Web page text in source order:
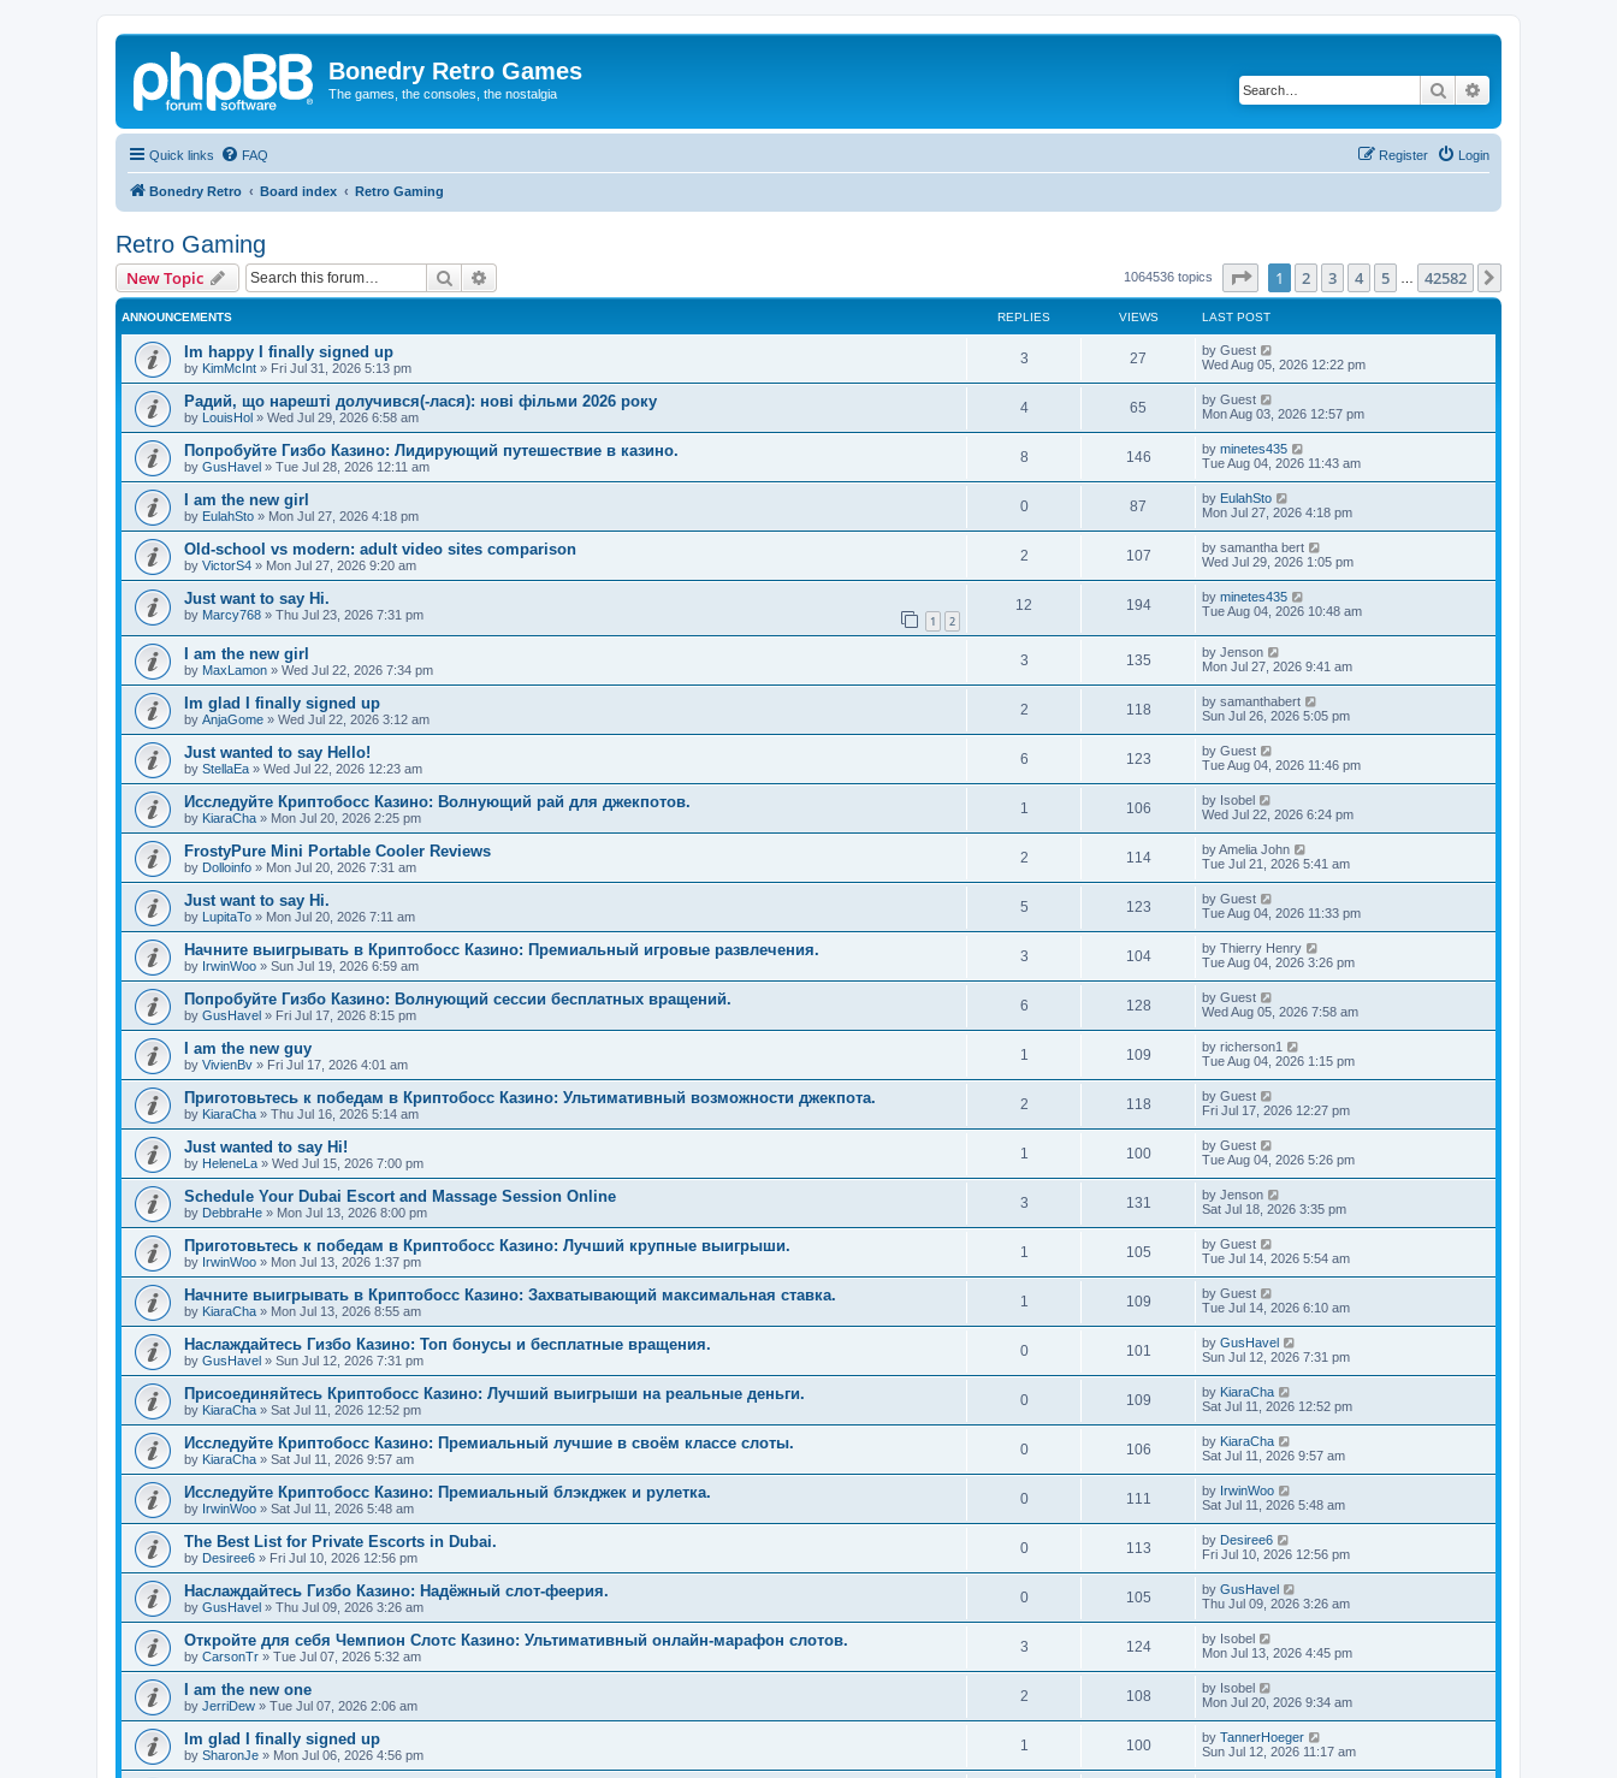
Bonedry Retro Games
The games, the consoles, the nostalgia Search
Quick links FAQ Login
Register
Bonedry Retro Board index Retro Gaming
Retro Gaming
New Topic Search 1064536 topics Page of 42582
1 2 3 4 5 42582
ANNOUNCEMENTS REPLIES VIEWS LAST POST
Im happy I finally signed up
by KimMcInt » Fri Jul 31, 2026 5:13 pm
3 27 by Guest
Wed Aug 05, 2026 12:22 pm
Радий, що нарешті долучився(-лася): нові фільми 2026 року
by LouisHol » Wed Jul 29, 2026 6:58 am
4 65 by Guest
Mon Aug 03, 2026 12:57 pm
Попробуйте Гизбо Казино: Лидирующий путешествие в казино.
by GusHavel » Tue Jul 28, 2026 12:11 am
8 146 by minetes435
Tue Aug 04, 2026 11:43 am
I am the new girl
by EulahSto » Mon Jul 27, 2026 4:18 pm
0 87 by EulahSto
Mon Jul 27, 2026 4:18 pm
Old-school vs modern: adult video sites comparison
by VictorS4 » Mon Jul 27, 2026 9:20 am
2 107 by samantha bert
Wed Jul 29, 2026 1:05 pm
Just want to say Hi.
by Marcy768 » Thu Jul 23, 2026 7:31 pm 1 2
12 194 by minetes435
Tue Aug 04, 2026 10:48 am
I am the new girl
by MaxLamon » Wed Jul 22, 2026 7:34 pm
3 135 by Jenson
Mon Jul 27, 2026 9:41 am
Im glad I finally signed up
by AnjaGome » Wed Jul 22, 2026 3:12 am
2 118 by samanthabert
Sun Jul 26, 2026 5:05 pm
Just wanted to say Hello!
by StellaEa » Wed Jul 22, 2026 12:23 am
6 123 by Guest
Tue Aug 04, 2026 11:46 pm
Исследуйте Криптобосс Казино: Волнующий рай для джекпотов.
by KiaraCha » Mon Jul 20, 2026 2:25 pm
1 106 by Isobel
Wed Jul 22, 2026 6:24 pm
FrostyPure Mini Portable Cooler Reviews
by Dolloinfo » Mon Jul 20, 2026 7:31 am
2 114 byAmelia John
Tue Jul 21, 2026 5:41 am
Just want to say Hi.
by LupitaTo » Mon Jul 20, 2026 7:11 am
5 123 by Guest
Tue Aug 04, 2026 11:33 pm
Начните выигрывать в Криптобосс Казино: Премиальный игровые развлечения.
by IrwinWoo » Sun Jul 19, 2026 6:59 am
3 104 by Thierry Henry
Tue Aug 04, 2026 3:26 pm
Попробуйте Гизбо Казино: Волнующий сессии бесплатных вращений.
by GusHavel » Fri Jul 17, 2026 8:15 pm
6 128 by Guest
Wed Aug 05, 2026 7:58 am
I am the new guy
by VivienBv » Fri Jul 17, 2026 4:01 am
1 109 by richerson1
Tue Aug 04, 2026 1:15 pm
Приготовьтесь к победам в Криптобосс Казино: Ультимативный возможности джекпота.
by KiaraCha » Thu Jul 16, 2026 5:14 am
2 118 by Guest
Fri Jul 17, 2026 12:27 pm
Just wanted to say Hi!
by HeleneLa » Wed Jul 15, 2026 7:00 pm
1 100 by Guest
Tue Aug 04, 2026 5:26 pm
Schedule Your Dubai Escort and Massage Session Online
by DebbraHe » Mon Jul 13, 2026 8:00 pm
3 131 by Jenson
Sat Jul 18, 2026 3:35 pm
Приготовьтесь к победам в Криптобосс Казино: Лучший крупные выигрыши.
by IrwinWoo » Mon Jul 13, 2026 1:37 pm
1 105 by Guest
Tue Jul 14, 2026 5:54 am
Начните выигрывать в Криптобосс Казино: Захватывающий максимальная ставка.
by KiaraCha » Mon Jul 13, 2026 8:55 am
1 109 by Guest
Tue Jul 14, 2026 6:10 am
Наслаждайтесь Гизбо Казино: Топ бонусы и бесплатные вращения.
by GusHavel » Sun Jul 12, 2026 7:31 pm
0 101 by GusHavel
Sun Jul 12, 2026 7:31 pm
Присоединяйтесь Криптобосс Казино: Лучший выигрыши на реальные деньги.
by KiaraCha » Sat Jul 11, 2026 12:52 pm
0 109 by KiaraCha
Sat Jul 11, 2026 12:52 pm
Исследуйте Криптобосс Казино: Премиальный лучшие в своём классе слоты.
by KiaraCha » Sat Jul 11, 2026 9:57 am
0 106 by KiaraCha
Sat Jul 11, 2026 9:57 am
Исследуйте Криптобосс Казино: Премиальный блэкджек и рулетка.
by IrwinWoo » Sat Jul 11, 2026 5:48 am
0 111 by IrwinWoo
Sat Jul 11, 2026 5:48 am
The Best List for Private Escorts in Dubai.
by Desiree6 » Fri Jul 10, 2026 12:56 pm
0 113 by Desiree6
Fri Jul 10, 2026 12:56 pm
Наслаждайтесь Гизбо Казино: Надёжный слот-феерия.
by GusHavel » Thu Jul 09, 2026 3:26 am
0 105 by GusHavel
Thu Jul 09, 2026 3:26 am
Откройте для себя Чемпион Слотс Казино: Ультимативный онлайн-марафон слотов.
by CarsonTr » Tue Jul 07, 2026 5:32 am
3 124 by Isobel
Mon Jul 13, 2026 4:45 pm
I am the new one
by JerriDew » Tue Jul 07, 2026 2:06 am
2 108 by Isobel
Mon Jul 20, 2026 9:34 am
Im glad I finally signed up
by SharonJe » Mon Jul 06, 2026 4:56 pm
1 100 by TannerHoeger
Sun Jul 12, 2026 11:17 am